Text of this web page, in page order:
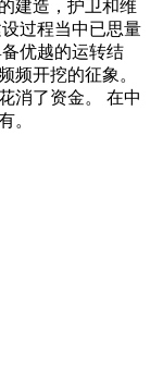
建造，护卫和维
过程当中已思量
优越的运转结
频开挖的征象。
消了资金。 在中
。